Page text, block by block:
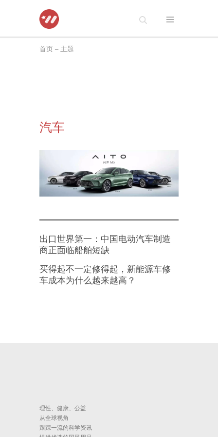
至
首页 – 主题
汽车
出口世界第一：中国电动汽车制造
商正面临船舶短缺
买得起不一定修得起，新能源车修
车成本为什么越来越高？
理性、健康、公益
从全球视角
跟踪一流的科学资讯